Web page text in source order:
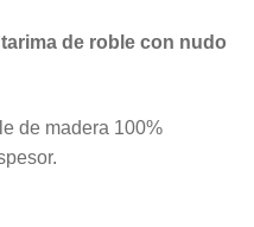
de roble con nudo
de madera 100%